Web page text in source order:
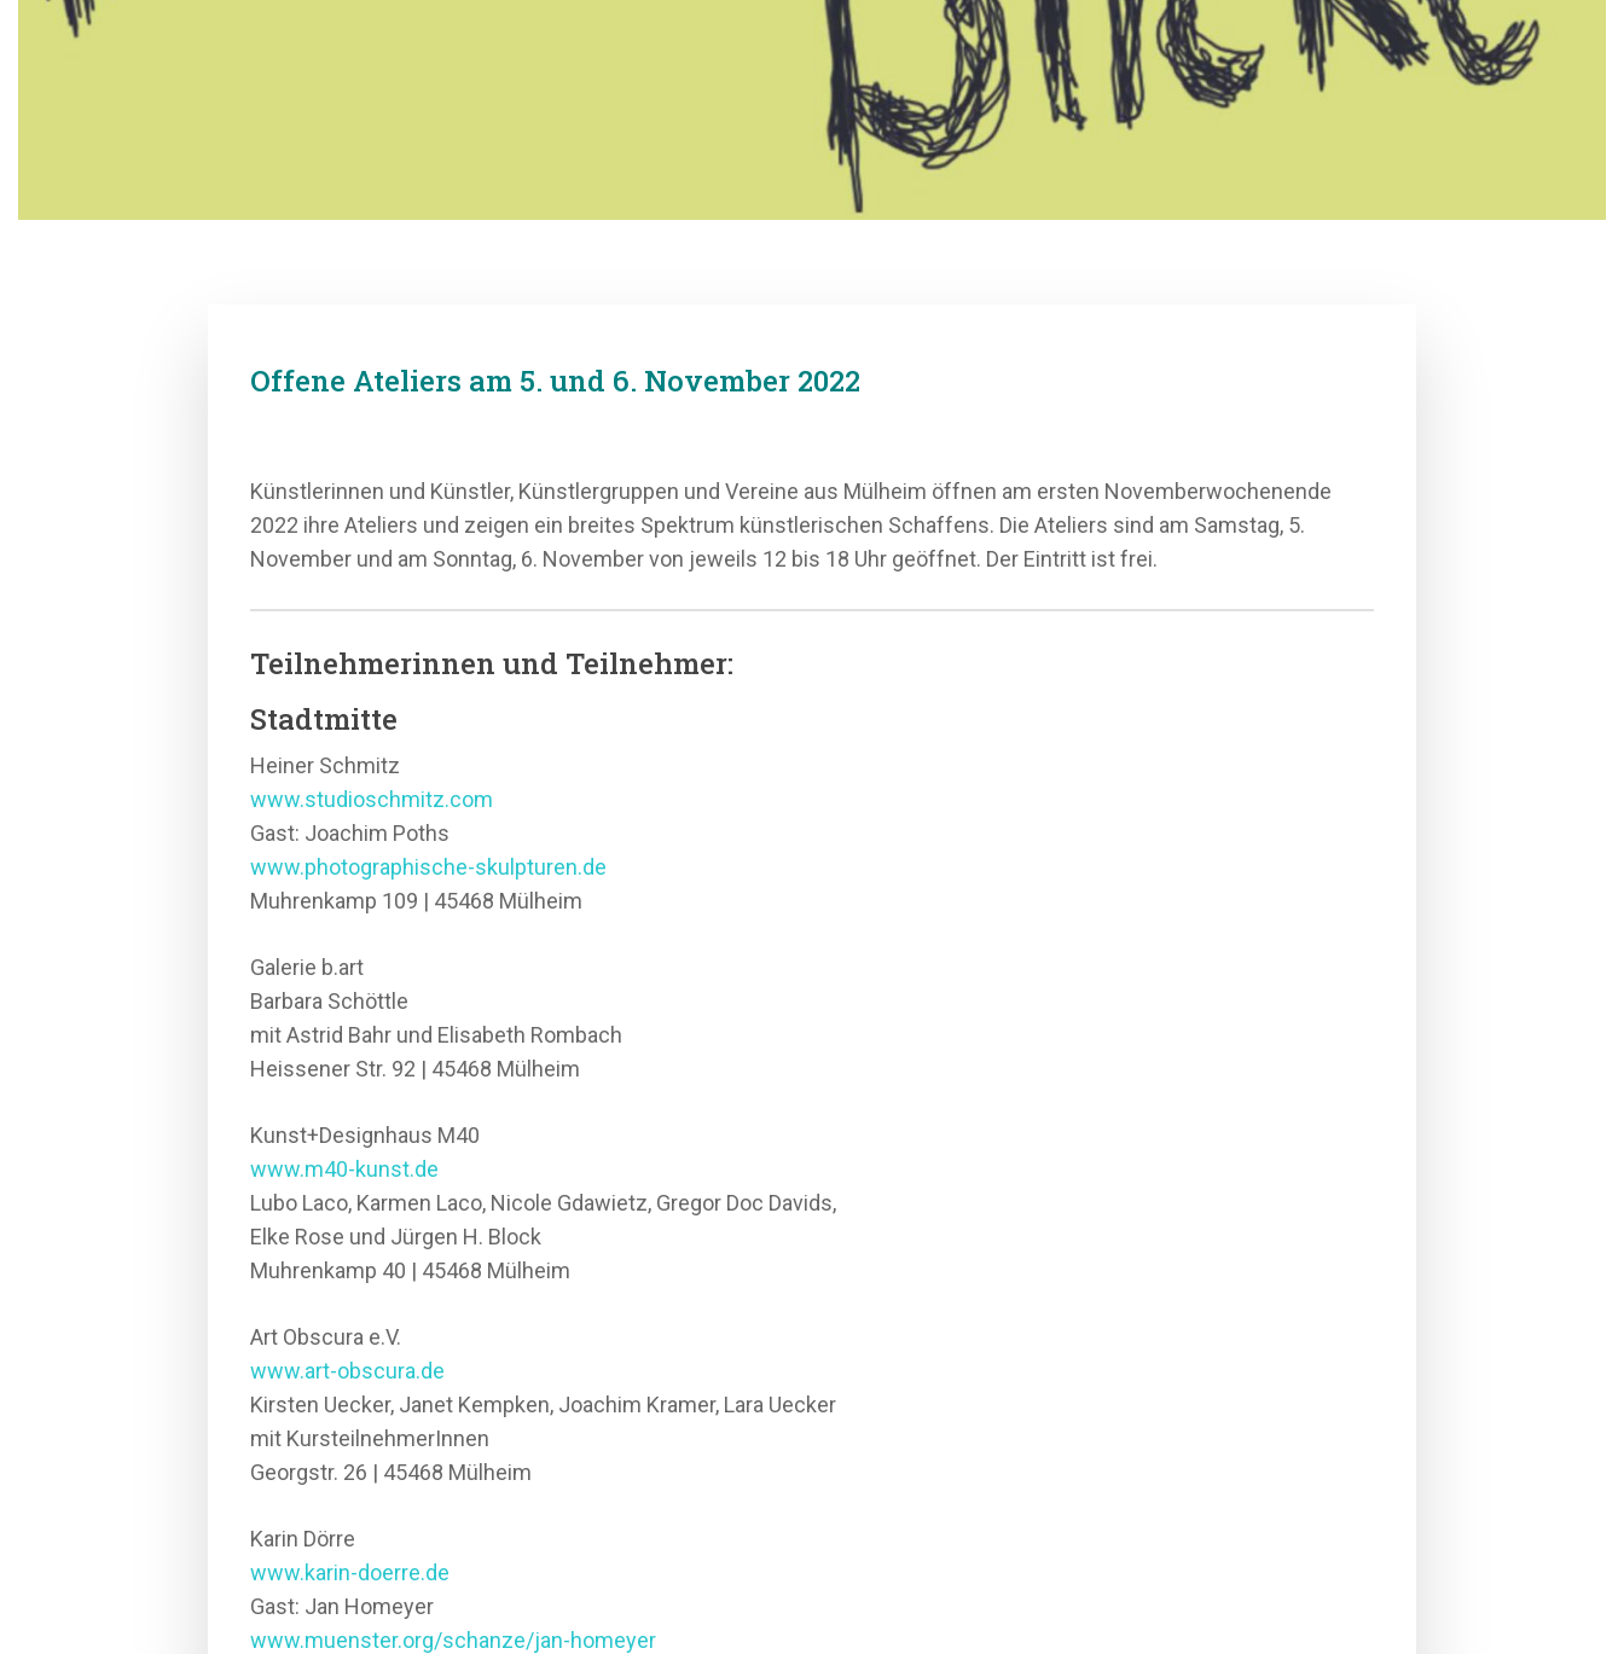
Offene Ateliers am 5. und 6. November 2022
Künstlerinnen und Künstler, Künstlergruppen und Vereine aus Mülheim öffnen am ersten Novemberwochenende
2022 ihre Ateliers und zeigen ein breites Spektrum künstlerischen Schaffens. Die Ateliers sind am Samstag, 5.
November und am Sonntag, 6. November von jeweils 12 bis 18 Uhr geöffnet. Der Eintritt ist frei.
Teilnehmerinnen und Teilnehmer:
Stadtmitte
Heiner Schmitz
www.studioschmitz.com
Gast: Joachim Poths
www.photographische-skulpturen.de
Muhrenkamp 109 | 45468 Mülheim
Galerie b.art
Barbara Schöttle
mit Astrid Bahr und Elisabeth Rombach
Heissener Str. 92 | 45468 Mülheim
Kunst+Designhaus M40
www.m40-kunst.de
Lubo Laco, Karmen Laco, Nicole Gdawietz, Gregor Doc Davids,
Elke Rose und Jürgen H. Block
Muhrenkamp 40 | 45468 Mülheim
Art Obscura e.V.
www.art-obscura.de
Kirsten Uecker, Janet Kempken, Joachim Kramer, Lara Uecker
mit KursteilnehmerInnen
Georgstr. 26 | 45468 Mülheim
Karin Dörre
www.karin-doerre.de
Gast: Jan Homeyer
www.muenster.org/schanze/jan-homeyer